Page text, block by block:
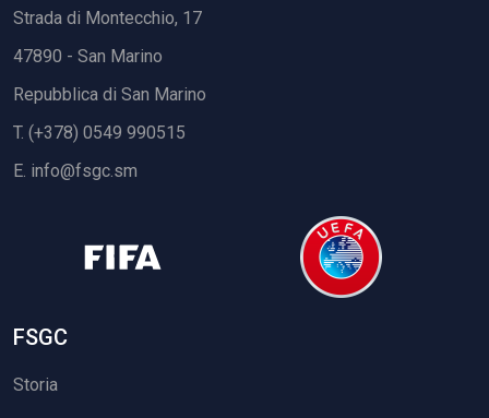
Strada di Montecchio, 17
47890 - San Marino
Repubblica di San Marino
T. (+378) 0549 990515
E. info@fsgc.sm
FSGC
Storia